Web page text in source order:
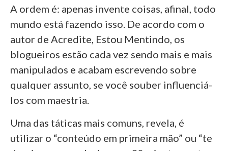
A ordem é: apenas invente coisas, afinal, todo
mundo está fazendo isso. De acordo com o
autor de Acredite, Estou Mentindo, os
blogueiros estão cada vez sendo mais e mais
manipulados e acabam escrevendo sobre
qualquer assunto, se você souber influenciá-
los com maestria.
Uma das táticas mais comuns, revela, é
utilizar o “conteúdo em primeira mão” ou “te